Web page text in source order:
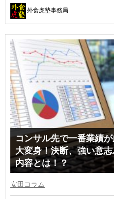
外食虎塾事務局
コンサル先で一番業績
大変身！決断、強い意
内容とは！？
安田コラム